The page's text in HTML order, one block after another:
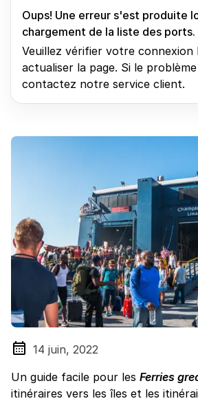
14 juin, 2022
Un guide facile pour les Ferries
itinéraires vers les îles et les
Oups! Une erreur s'est produite
chargement de la liste des ports.
Veuillez vérifier votre
actualiser la page. Si le
contactez notre service client.